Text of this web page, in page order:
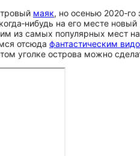
маяк, но осенью
на его месте
из самых популярных мест
отсюда фантастическим
уголке острова можно